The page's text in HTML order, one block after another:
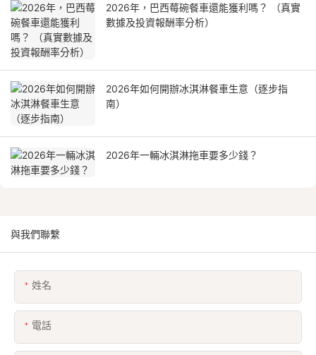
2026年，巴西莓碗餐車還能獲利嗎？ （真實
數據及投資報酬率分析）
2026年如何開辦冰淇淋餐車生意（逐步指
南）
2026年一輛冰淇淋拖車要多少錢？
與我們聯繫
姓名
電話